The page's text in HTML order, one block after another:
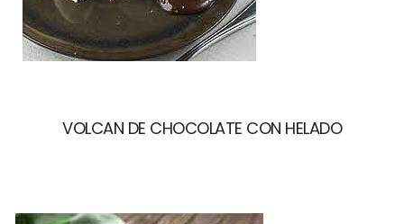
VOLCAN DE CHOCOLATE CON HELADO